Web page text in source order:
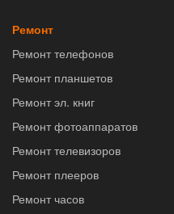
Ремонт
Ремонт телефонов
Ремонт планшетов
Ремонт эл. книг
Ремонт фотоаппаратов
Ремонт телевизоров
Ремонт плееров
Ремонт часов